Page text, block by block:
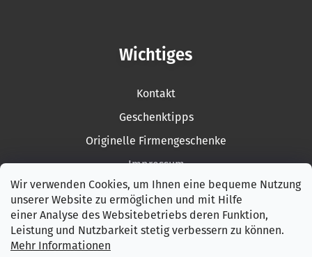
Wir verwenden Cookies, um Ihnen eine bequeme Nutzung
unserer Website zu ermöglichen und mit Hilfe
einer Analyse des Websitebetriebs deren Funktion,
Leistung und Nutzbarkeit stetig verbessern zu können.
Mehr Informationen
Wichtiges
Kontakt
Geschenktipps
Originelle Firmengeschenke
Impressum
Rückgabe der Ware
Garantiebedingungen
AGB